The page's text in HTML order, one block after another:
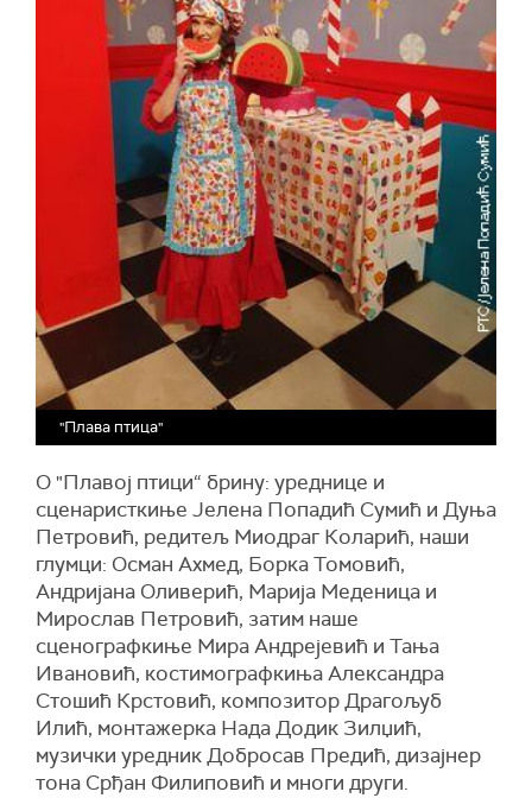
"Плава птица"
О "Плавој птици“ брину: уреднице и
сценаристкиње Јелена Попадић Сумић и Дуња
Петровић, редитељ Миодраг Коларић, наши
глумци: Осман Ахмед, Борка Томовић,
Андријана Оливерић, Марија Меденица и
Мирослав Петровић, затим наше
сценографкиње Мира Андрејевић и Тања
Ивановић, костимографкиња Александра
Стошић Крстовић, композитор Драгољуб
Илић, монтажерка Нада Додик Зилџић,
музички уредник Добросав Предић, дизајнер
тона Срђан Филиповић и многи други.